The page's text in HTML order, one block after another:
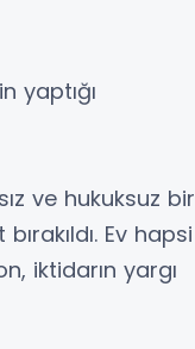
yaptığı
ve hukuksuz bir
Ev hapsi
iktidarın yargı